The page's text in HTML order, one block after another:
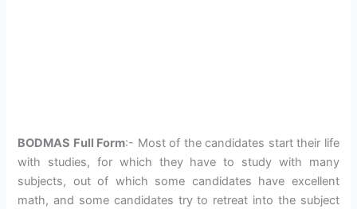
BODMAS Full Form:- Most of the candidates start their life
with studies, for which they have to study with many
subjects, out of which some candidates have excellent
math, and some candidates try to retreat into the subject